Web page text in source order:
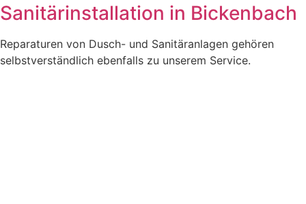
Sanitärinstallation in Bickenbach
Reparaturen von Dusch- und Sanitäranlagen gehören
selbstverständlich ebenfalls zu unserem Service.